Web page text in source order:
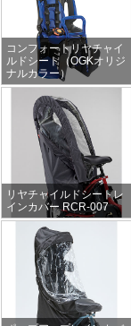
コンフォートリヤチャイ
ルドシート（OGKオリジ
ナルカラー）
リヤチャイルドシートレ
インカバー RCR-007